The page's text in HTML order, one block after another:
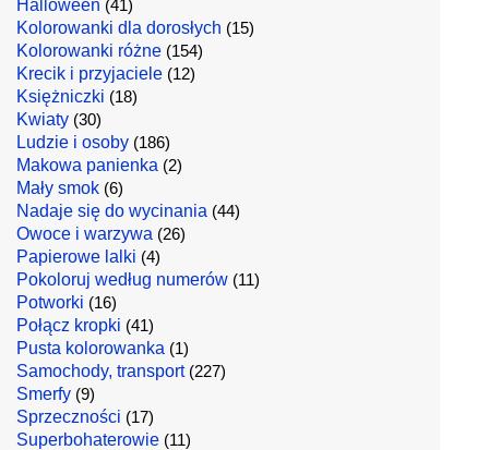
Halloween (41)
Kolorowanki dla dorosłych (15)
Kolorowanki różne (154)
Krecik i przyjaciele (12)
Księżniczki (18)
Kwiaty (30)
Ludzie i osoby (186)
Makowa panienka (2)
Mały smok (6)
Nadaje się do wycinania (44)
Owoce i warzywa (26)
Papierowe lalki (4)
Pokoloruj według numerów (11)
Potworki (16)
Połącz kropki (41)
Pusta kolorowanka (1)
Samochody, transport(227)
Smerfy (9)
Sprzeczności (17)
Superbohaterowie (11)